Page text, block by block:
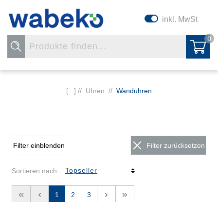
inkl. MwSt
0
[...] // Uhren // Wanduhren
Filter einblenden Filter zurücksetzen
Sortieren nach:
<< < 1 2 3 > >>